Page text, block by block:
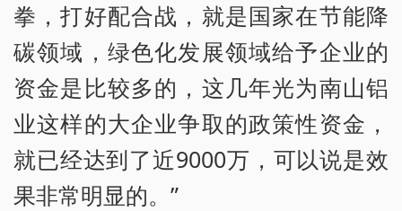
拳，打好配合战，就是国家在节能降
碳领域，绿色化发展领域给予企业的
资金是比较多的，这几年光为南山铝
业这样的大企业争取的政策性资金，
就已经达到了近9000万，可以说是效
果非常明显的。”